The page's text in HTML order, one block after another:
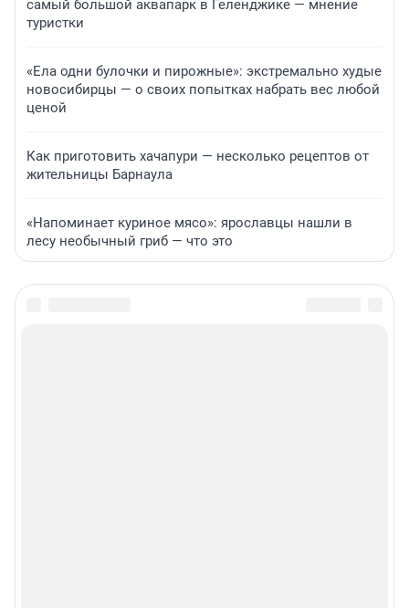
самый большой аквапарк в Геленджике — мнение
туристки
«Ела одни булочки и пирожные»: экстремально худые
новосибирцы — о своих попытках набрать вес любой
ценой
Как приготовить хачапури — несколько рецептов от
жительницы Барнаула
«Напоминает куриное мясо»: ярославцы нашли в
лесу необычный гриб — что это